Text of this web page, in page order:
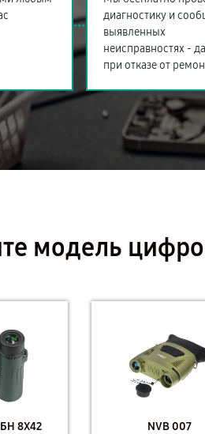
диагностику и
выявленных
неисправностях -
при отказе от
модель
БН 8X42 NVB 007